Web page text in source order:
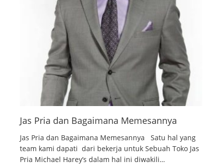
Jas Pria dan Bagaimana Memesannya
Jas Pria dan Bagaimana Memesannya Satu hal yang
team kami dapati dari bekerja untuk Sebuah Toko Jas
Pria Michael Harey’s dalam hal ini diwakili…